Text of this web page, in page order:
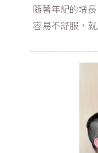
隨著年紀的增
容易不舒服，